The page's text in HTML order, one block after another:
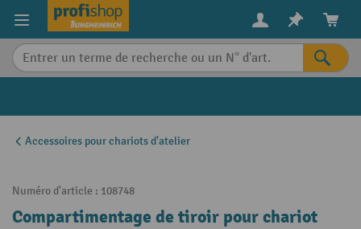
content
Accessoires pour chariots d'atelier
Numéro d'article : 108748
Compartimentage de tiroir pour chariot